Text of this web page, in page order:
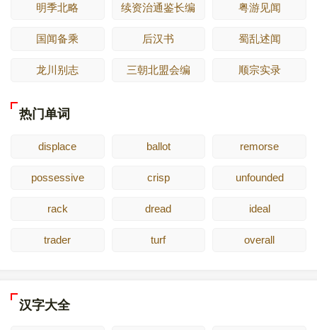
明季北略 续资治通鉴长编 粤游见闻
国闻备乘 后汉书 蜀乱述闻
龙川别志 三朝北盟会编 顺宗实录
热门单词
displace ballot remorse
possessive crisp unfounded
rack dread ideal
trader turf overall
汉字大全